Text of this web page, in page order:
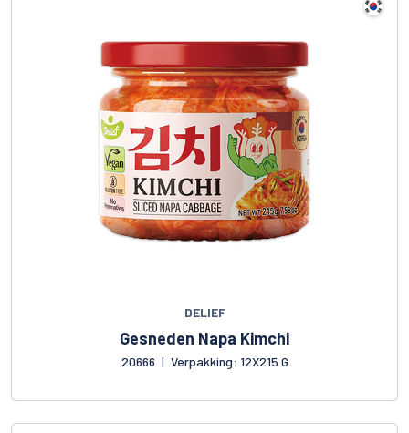
DELIEF
Gesneden Napa Kimchi
20666 | Verpakking: 12X215 G